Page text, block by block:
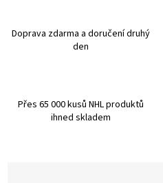
Doprava zdarma a doručení druhý
den
Přes 65 000 kusů NHL produktů
ihned skladem